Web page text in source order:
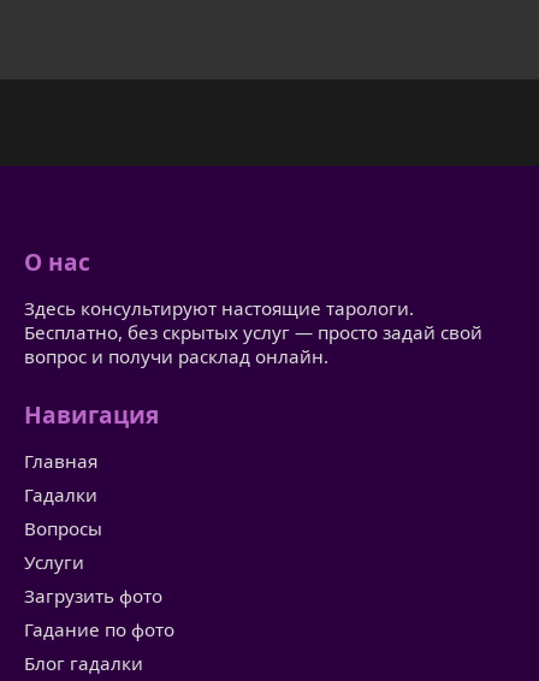
О нас
Здесь консультируют настоящие тарологи.
Бесплатно, без скрытых услуг — просто задай свой
вопрос и получи расклад онлайн.
Навигация
Главная
Гадалки
Вопросы
Услуги
Загрузить фото
Гадание по фото
Блог гадалки